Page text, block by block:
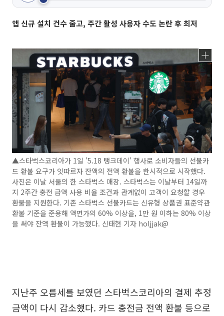
앱 신규 설치 건수 줄고, 주간 활성 사용자 수도 논란 후 최저
▲스타벅스코리아가 1일 '5.18 탱크데이' 행사로 소비자들의 선불카
드 환불 요구가 잇따르자 잔액의 전액 환불을 한시적으로 시작했다.
사진은 이날 서울의 한 스타벅스 매장. 스타벅스는 이날부터 14일까
지 2주간 충전 금액 사용 비율 조건과 관계없이 고객이 요청할 경우
환불을 지원한다. 기존 스타벅스 선불카드는 신유형 상품권 표준약관
환불 기준을 준용해 액면가의 60% 이상을, 1만 원 이하는 80% 이상
을 써야 잔액 환불이 가능했다. 신태현 기자 holjjak@
지난주 오름세를 보였던 스타벅스코리아의 결제 추정
금액이 다시 감소했다. 카드 충전금 전액 환불 등으로